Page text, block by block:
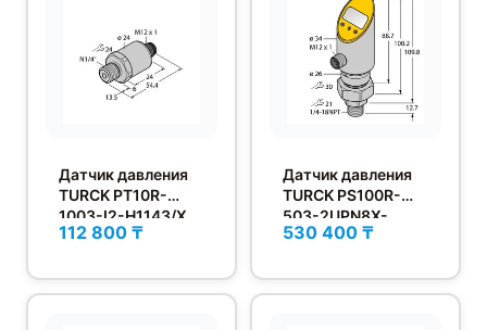
Датчик давления
TURCK PT10R-
1003-I2-H1143/X
112 800 ₸
Датчик давления
TURCK PS100R-
503-2UPN8X-
H1141/3GD
530 400 ₸